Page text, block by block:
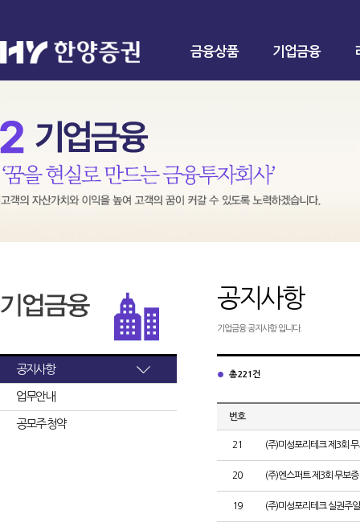
금융상품 기업금융
공지사항
업무안내
공모주 청약
공지사항
기업금융 공지사항 입니다.
총 221건
번호
21 (주)미성포리테크 제3회
20 (주)엔스퍼트 제3회 무보
19 (주)미성포리테크 실권주